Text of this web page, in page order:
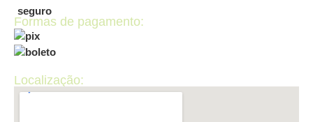
Formas de pagamento:
Localização: